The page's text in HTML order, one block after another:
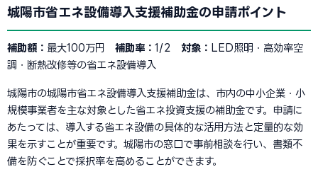
城陽市省エネ設備導入支援補助金の申請ポイント
補助額： 最大100万円 補助率： 1/2 対象： LED照明・高効率空
調・断熱改修等の省エネ設備導入
城陽市の城陽市省エネ設備導入支援補助金は、市内の中小企業・小
規模事業者を主な対象とした省エネ投資支援の補助金です。申請に
あたっては、導入する省エネ設備の具体的な活用方法と定量的な効
果を示すことが重要です。城陽市の窓口で事前相談を行い、書類不
備を防ぐことで採択率を高めることができます。